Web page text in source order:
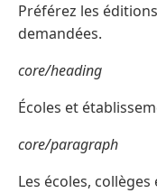
Préférez les
demandées.
core/heading
Écoles et
core/paragraph
Les écoles,